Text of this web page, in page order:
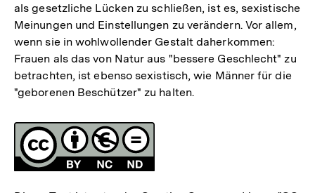
als gesetzliche Lücken zu schließen, ist es, sexistische
Meinungen und Einstellungen zu verändern. Vor allem,
wenn sie in wohlwollender Gestalt daherkommen:
Frauen als das von Natur aus "bessere Geschlecht" zu
betrachten, ist ebenso sexistisch, wie Männer für die
"geborenen Beschützer" zu halten.
Fussnoten
Lizenz